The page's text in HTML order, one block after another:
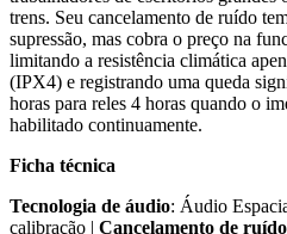
trens. Seu cancelamento de ruído
supressão, mas cobra o preço na
limitando a resistência climática
(IPX4) e registrando uma queda
horas para reles 4 horas quando o
habilitado continuamente.
Ficha técnica
Tecnologia de áudio: Áudio
calibração | Cancelamento de ruído